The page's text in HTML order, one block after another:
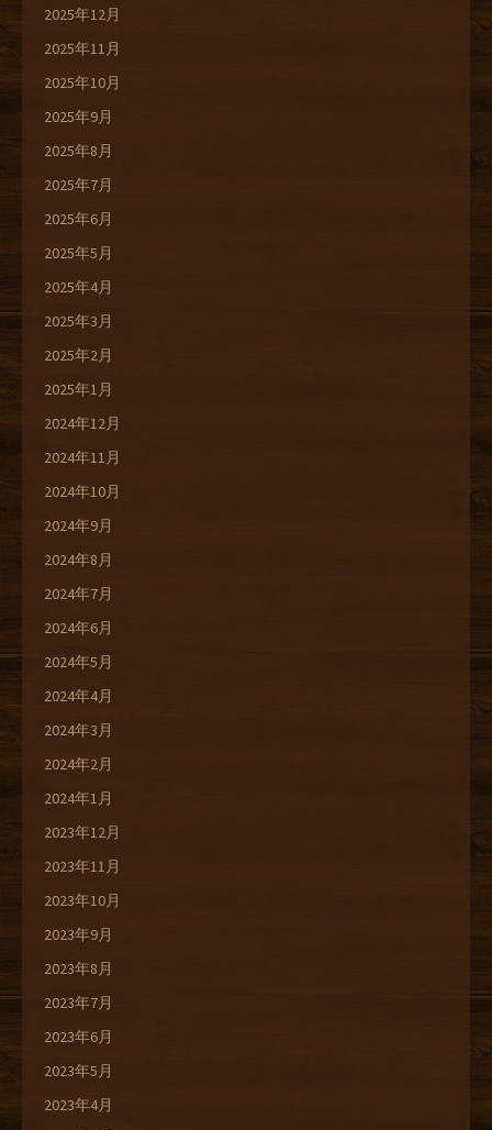
2025年12月
2025年11月
2025年10月
2025年9月
2025年8月
2025年7月
2025年6月
2025年5月
2025年4月
2025年3月
2025年2月
2025年1月
2024年12月
2024年11月
2024年10月
2024年9月
2024年8月
2024年7月
2024年6月
2024年5月
2024年4月
2024年3月
2024年2月
2024年1月
2023年12月
2023年11月
2023年10月
2023年9月
2023年8月
2023年7月
2023年6月
2023年5月
2023年4月